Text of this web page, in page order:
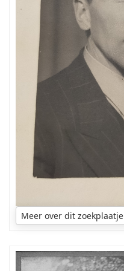
deze
Meer over dit zoekplaatje